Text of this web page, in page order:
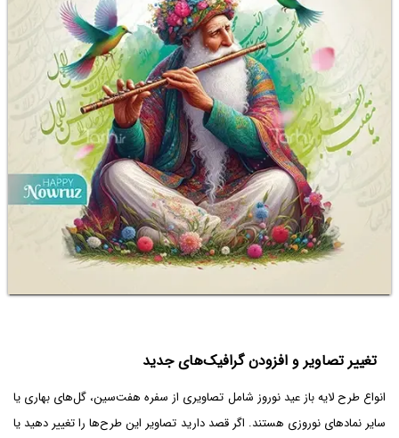
تغییر تصاویر و افزودن گرافیک‌های جدید
انواع طرح لایه باز عید نوروز شامل تصاویری از سفره هفت‌سین، گل‌های بهاری یا
سایر نمادهای نوروزی هستند. اگر قصد دارید تصاویر این طرح‌ها را تغییر دهید یا